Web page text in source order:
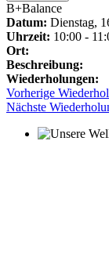
B+Balance
Datum: Dienstag,
Uhrzeit: 10:00 -
Ort:
Beschreibung:
Wiederholungen:
Vorherige
Nächste